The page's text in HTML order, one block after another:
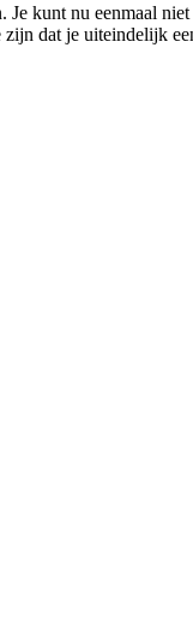
kunt nu eenmaal
dat je uiteindelijk